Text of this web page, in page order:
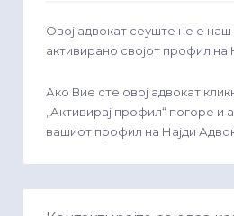
Овој адвокат сеуште не е
активирано својот профил на
Ако Вие сте овој адвокат
„Активирај профил“ погоре и
вашиот профил на Најди